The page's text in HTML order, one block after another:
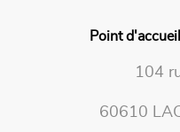
Point
104
60610